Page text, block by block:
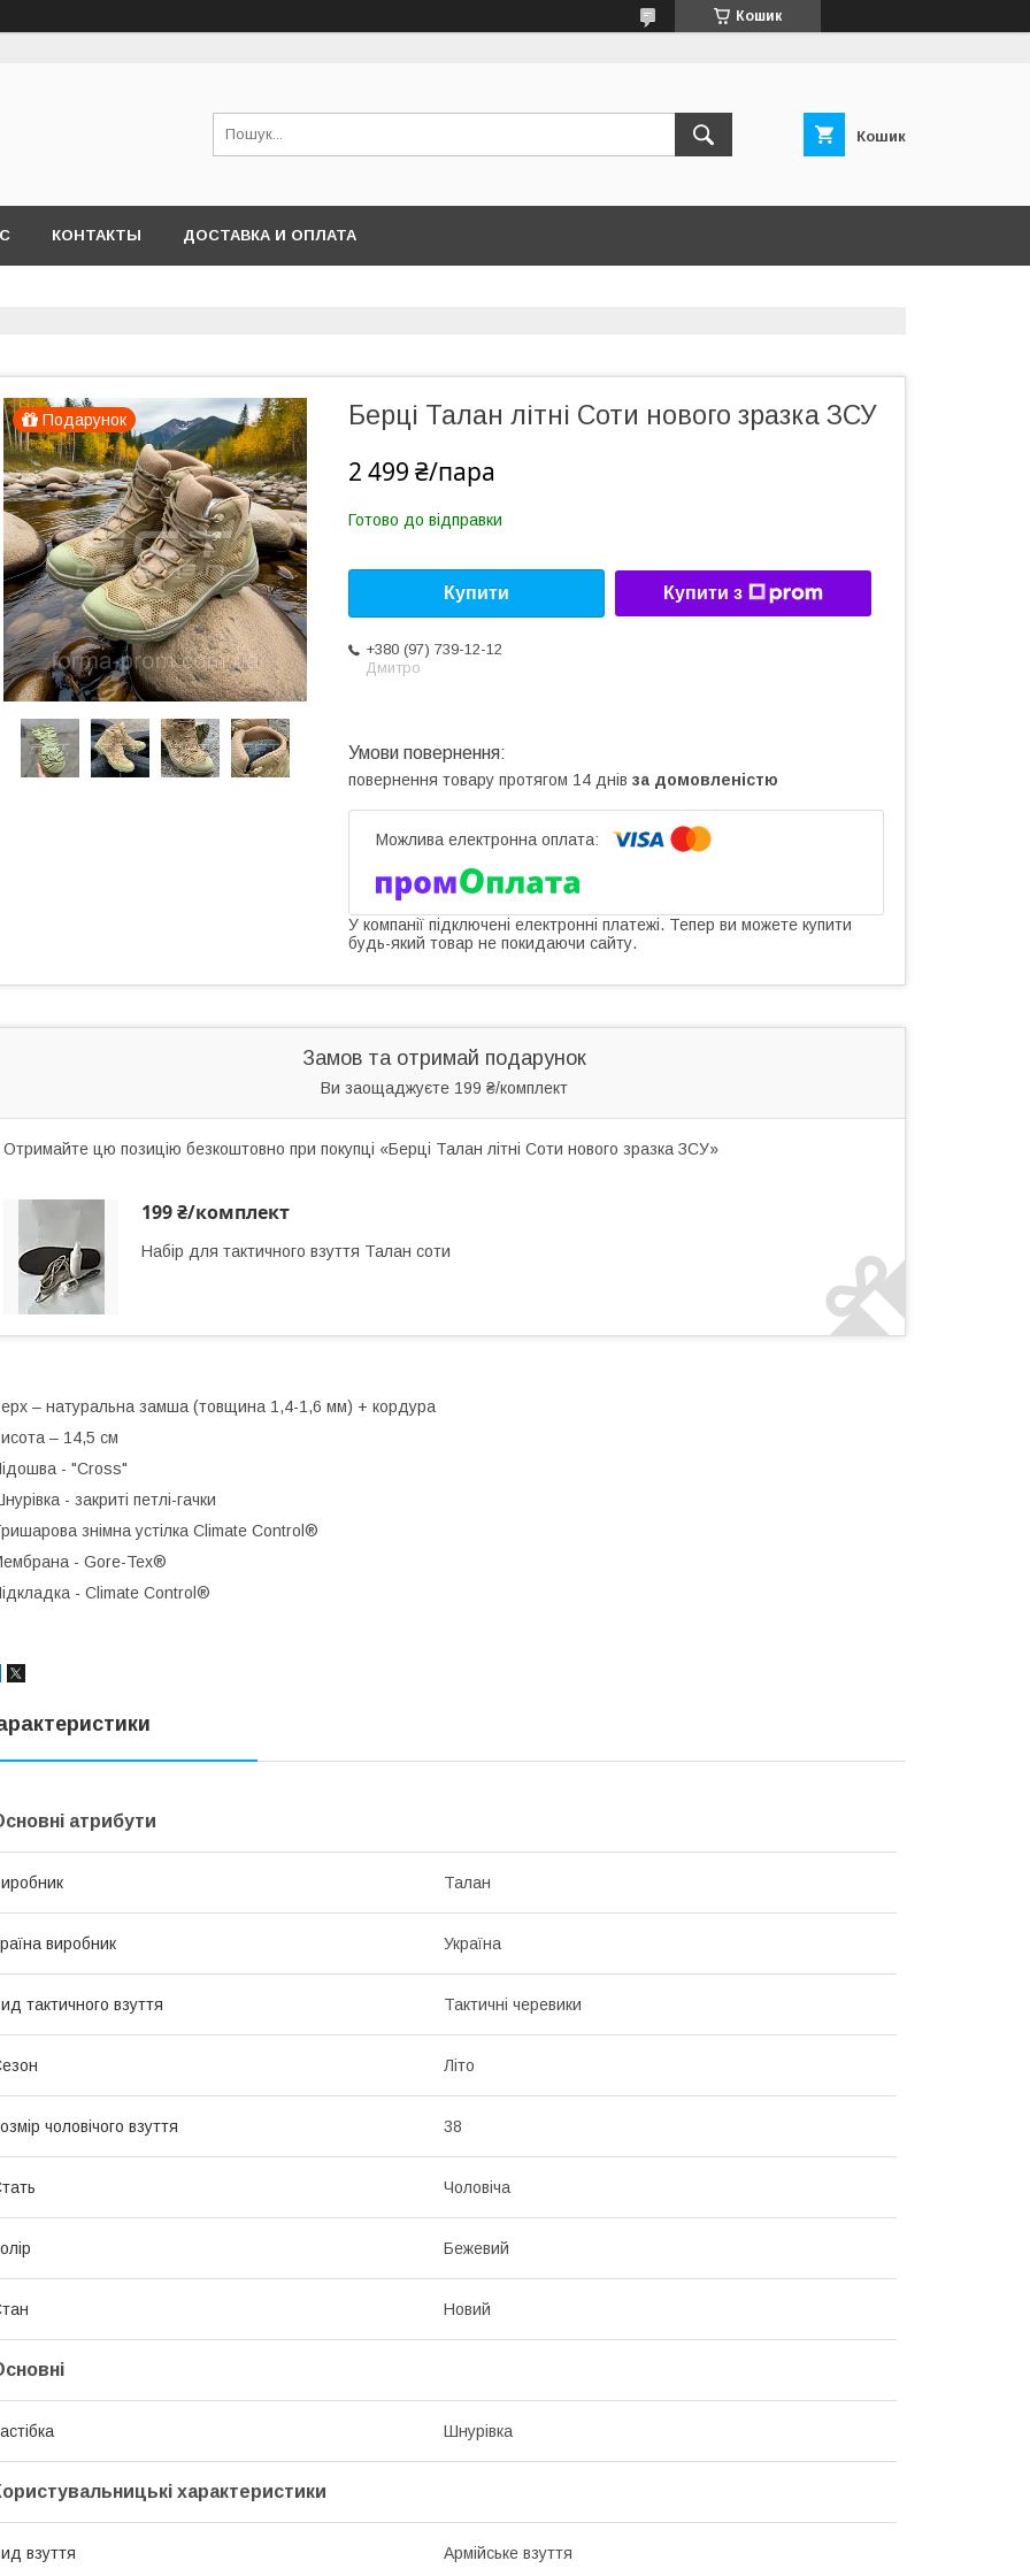
Кошик
Кошик
КОНТАКТЫ ДОСТАВКА И ОПЛАТА
Подарунок Берці Талан літні Соти нового зразка ЗСУ
2 499 ₴/пара
Готово до відправки
Купити Купити з
+380 (97) 739-12-12
Дмитро
повернення товару протягом 14 днів за домовленістю
У компанії підключені електронні платежі. Тепер ви можете купити
будь-який товар не покидаючи сайту.
Замов та отримай подарунок
Ви заощаджуєте 199 ₴/комплект
Отримайте цю позицію безкоштовно при покупці «Берці Талан літні Соти нового зразка ЗСУ»
199 ₴/комплект
Набір для тактичного взуття Талан соти
– натуральна замша (товщина 1,4-1,6 мм) + кордура
– 14,5 см
- "Cross"
- закриті петлі-гачки
знімна устілка Сlimate Сontrol®
- Gore-Tex®
- Сlimate Сontrol®
атрибути
Талан
виробник Україна
тактичного взуття Тактичні черевики
Літо
чоловічого взуття 38
Чоловіча
Бежевий
Новий
Шнурівка
характеристики
взуття Армійське взуття